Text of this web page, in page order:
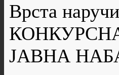
Врста
ЈАВНА